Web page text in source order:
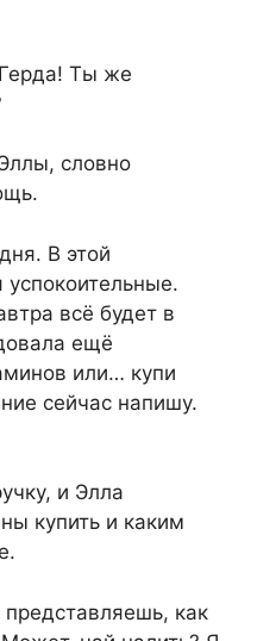
Ты же
словно
В этой
всё будет в
ещё
или… купи
сейчас напишу.
и Элла
купить и каким
как